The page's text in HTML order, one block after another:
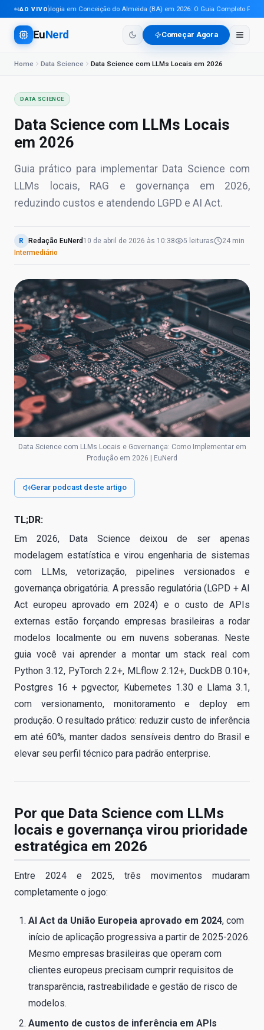
AO VIVO
Tecnologia em Conceição do Almeida (BA) em 2026: O Guia Completo Para
EuNerd Começar Agora
Home Data Science Data Science com LLMs Locais em 2026
DATA SCIENCE
Data Science com LLMs Locais
em 2026
Guia prático para implementar Data Science com
LLMs locais, RAG e governança em 2026,
reduzindo custos e atendendo LGPD e AI Act.
R Redação EuNerd 10 de abril de 2026 às 10:38 5 leituras
24 min
Intermediário
Data Science com LLMs Locais e Governança: Como Implementar em
Produção em 2026 | EuNerd
Gerar podcast deste artigo
TL;DR:
Em 2026, Data Science deixou de ser apenas
modelagem estatística e virou engenharia de sistemas
com LLMs, vetorização, pipelines versionados e
governança obrigatória. A pressão regulatória (LGPD + AI
Act europeu aprovado em 2024) e o custo de APIs
externas estão forçando empresas brasileiras a rodar
modelos localmente ou em nuvens soberanas. Neste
guia você vai aprender a montar um stack real com
Python 3.12, PyTorch 2.2+, MLflow 2.12+, DuckDB 0.10+,
Postgres 16 + pgvector, Kubernetes 1.30 e Llama 3.1,
com versionamento, monitoramento e deploy em
produção. O resultado prático: reduzir custo de inferência
em até 60%, manter dados sensíveis dentro do Brasil e
elevar seu perfil técnico para padrão enterprise.
Por que Data Science com LLMs
locais e governança virou prioridade
estratégica em 2026
Entre 2024 e 2025, três movimentos mudaram
completamente o jogo:
AI Act da União Europeia aprovado em 2024, com
início de aplicação progressiva a partir de 2025-2026.
Mesmo empresas brasileiras que operam com
clientes europeus precisam cumprir requisitos de
transparência, rastreabilidade e gestão de risco de
modelos.
Aumento de custos de inferência em APIs